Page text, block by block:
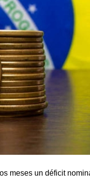
meses un déficit